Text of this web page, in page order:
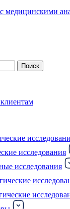
Поиск
исследования
исследования